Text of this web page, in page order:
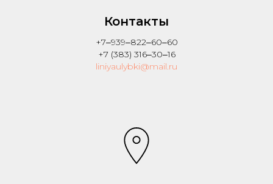
Контакты
+7‒939‒822‒60‒60
+7 (383) 316‒30‒16
liniyaulybki@mail.ru